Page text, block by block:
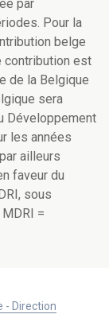
par
Pour la
belge
contribution est
de la Belgique
sera
Développement
les années
ailleurs
faveur du
sous
=
- Direction